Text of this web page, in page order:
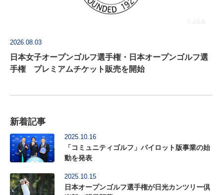
2026.08.03
日本女子オープンゴルフ選手権・日本オープンゴルフ選
手権 プレミアムチケット販売を開始
新着記事
2025.10.16
「コミュニティゴルフ」パイロット版事業の始
動を発表
2025.10.15
日本オープンゴルフ選手権が日光カンツリー倶